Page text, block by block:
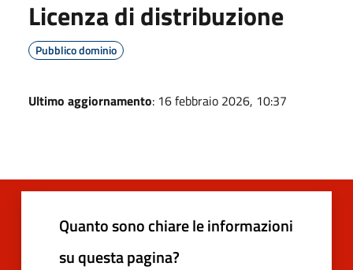
Licenza di distribuzione
Pubblico dominio
Ultimo aggiornamento: 16 febbraio 2026, 10:37
Quanto sono chiare le informazioni
su questa pagina?